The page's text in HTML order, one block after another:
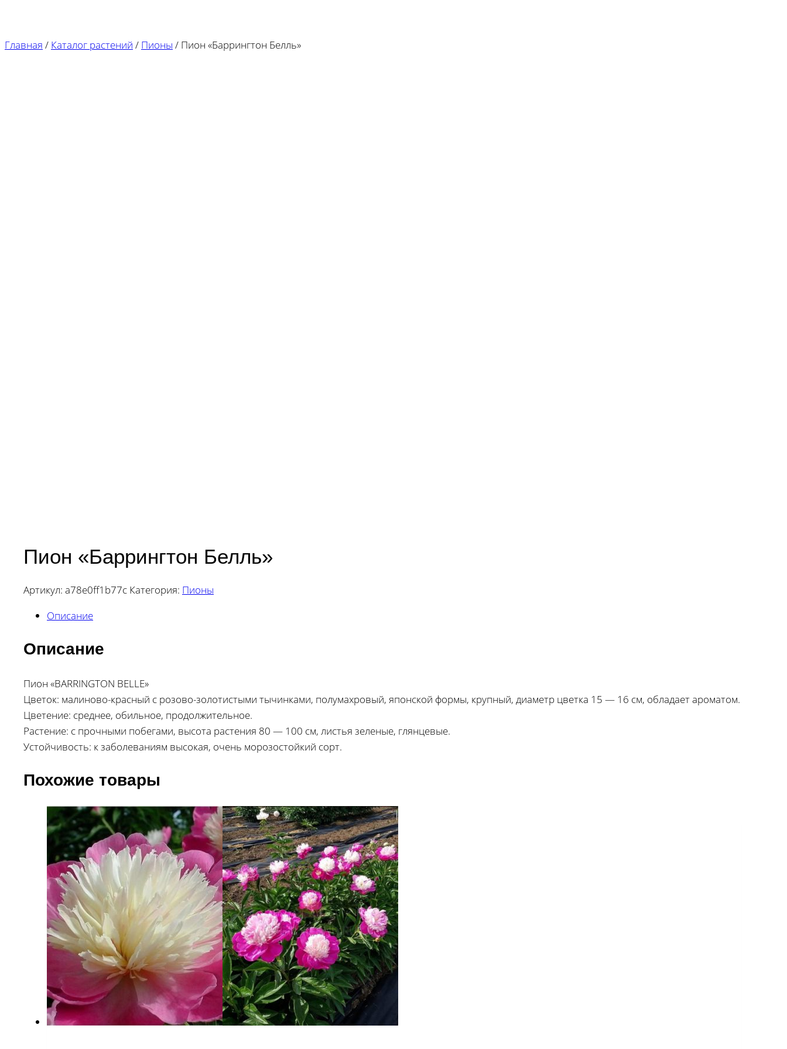
Главная / Каталог растений / Пионы / Пион «Баррингтон Белль»
Пион «Баррингтон Белль»
Артикул: a78e0ff1b77c Категория: Пионы
Описание
Описание
Пион «BARRINGTON BELLE»
Цветок: малиново-красный с розово-золотистыми тычинками, полумахровый, японской формы, крупный, диаметр цветка 15 — 16 см, обладает ароматом.
Цветение: среднее, обильное, продолжительное.
Растение: с прочными побегами, высота растения 80 — 100 см, листья зеленые, глянцевые.
Устойчивость: к заболеваниям высокая, очень морозостойкий сорт.
Похожие товары